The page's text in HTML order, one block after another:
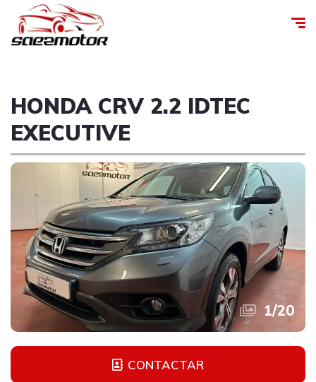
HONDA CRV 2.2 IDTEC
EXECUTIVE
1/20
CONTACTAR